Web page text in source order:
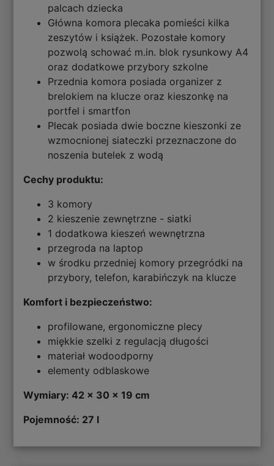
palcach dziecka
Główna komora plecaka pomieści kilka
zeszytów i książek. Pozostałe komory
pozwolą schować m.in. blok rysunkowy A4
oraz dodatkowe przybory szkolne
Przednia komora posiada organizer z
brelokiem na klucze oraz kieszonkę na
portfel i smartfon
Plecak posiada dwie boczne kieszonki ze
wzmocnionej siateczki przeznaczone do
noszenia butelek z wodą
Cechy produktu:
3 komory
2 kieszenie zewnętrzne - siatki
1 dodatkowa kieszeń wewnętrzna
przegroda na laptop
w środku przedniej komory przegródki na
przybory, telefon, karabińczyk na klucze
Komfort i bezpieczeństwo:
profilowane, ergonomiczne plecy
miękkie szelki z regulacją długości
materiał wodoodporny
elementy odblaskowe
Wymiary: 42 x 30 x 19 cm
Pojemność: 27 l